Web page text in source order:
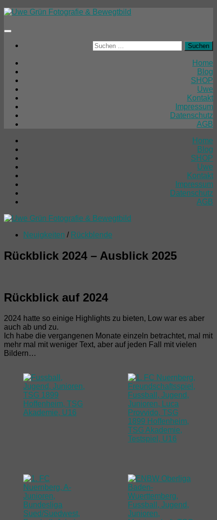
Unter
Inhalt
Suchen
nach:
Home
Blog
SHOP
Uwe
Kontakt
Impressum
Datenschutz
AGB
Home
Blog
SHOP
Uwe
Kontakt
Impressum
Datenschutz
AGB
Neuigkeiten / Rückblende
Rückblick 2024 – Ausblick 2025
Rückblick auf 2024
2024 hatte so einige Highlights zu bieten, Low war es aber
auch ab und zu.
Ich habe die vergangenen Monate einzeln betrachtet, mal mit
mehr mal mit weniger Text, aber auf jeden Fall mit vielen
Bildern…